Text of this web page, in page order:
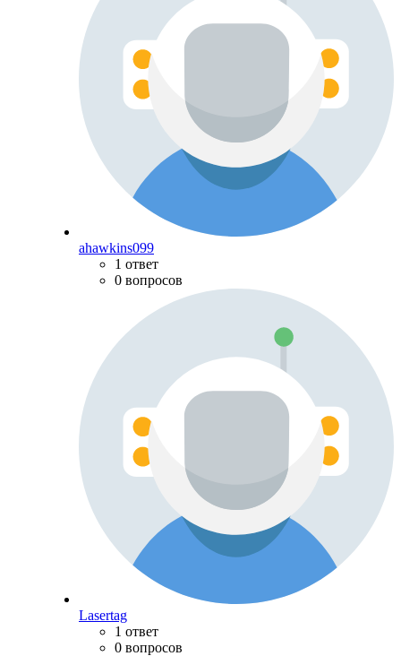
ahawkins099
1 ответ
0 вопросов
Lasertag
1 ответ
0 вопросов